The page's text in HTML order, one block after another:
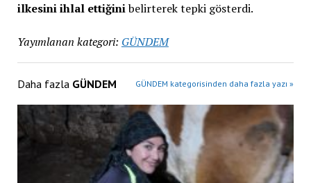
ilkesini ihlal ettiğinibelirterek tepki gösterdi.
Yayımlanan kategori: GÜNDEM
Daha fazla GÜNDEM GÜNDEM kategorisinden daha fazla yazı »